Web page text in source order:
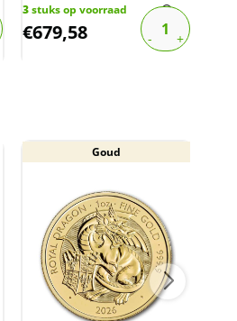
3stuks op voorraad
€679,58
Goud